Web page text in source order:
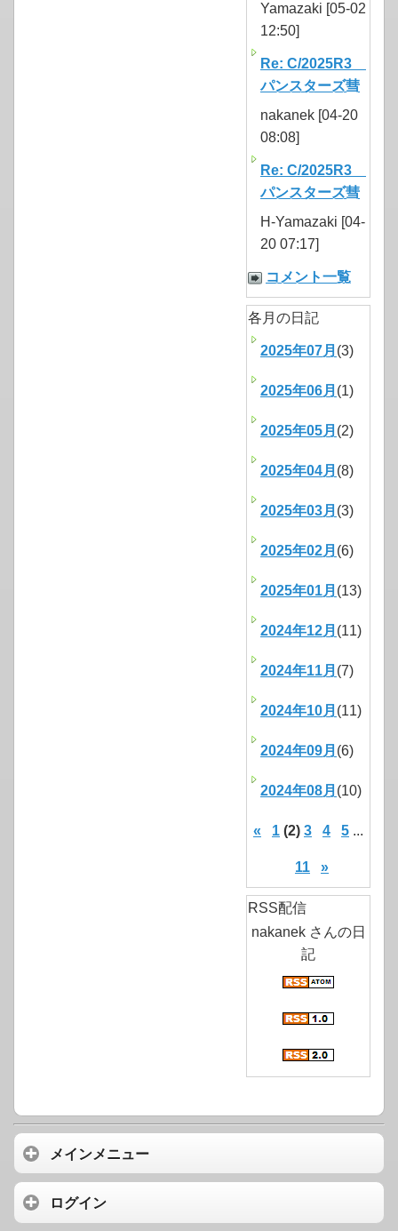
Yamazaki [05-02
12:50]
Re: C/2025R3
パンスターズ彗
nakanek [04-20
08:08]
Re: C/2025R3
パンスターズ彗
H-Yamazaki [04-
20 07:17]
コメント一覧
各月の日記
2025年07月 (3)
2025年06月 (1)
2025年05月 (2)
2025年04月 (8)
2025年03月 (3)
2025年02月 (6)
2025年01月 (13)
2024年12月 (11)
2024年11月 (7)
2024年10月 (11)
2024年09月 (6)
2024年08月 (10)
« 1 (2) 3 4 5 ...
11 »
RSS配信
nakanek さんの日
記
メインメニュー
ログイン